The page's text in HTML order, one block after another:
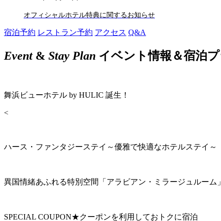
オフィシャルホテル特典に関するお知らせ
宿泊予約 レストラン予約 アクセス Q&A
Event& Stay Plan イベント情報＆宿泊
舞浜ビューホテル by HULIC 誕生！
<
ハース・ファンタジーステイ～優雅で快適なホテルステイ～
異国情緒あふれる特別空間「アラビアン・ミラージュルーム
SPECIAL COUPON★クーポンを利用しておトクに宿泊